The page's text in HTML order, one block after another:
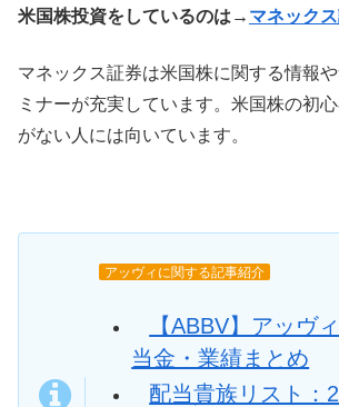
米国株投資をしているのは→ マネック
マネックス証券は米国株に関する情報
ミナーが充実しています。米国株の初
がない人には向いています。
アッヴィに関する記事紹介
【ABBV】アッヴ
当金・業績まとめ
配当貴族リスト：